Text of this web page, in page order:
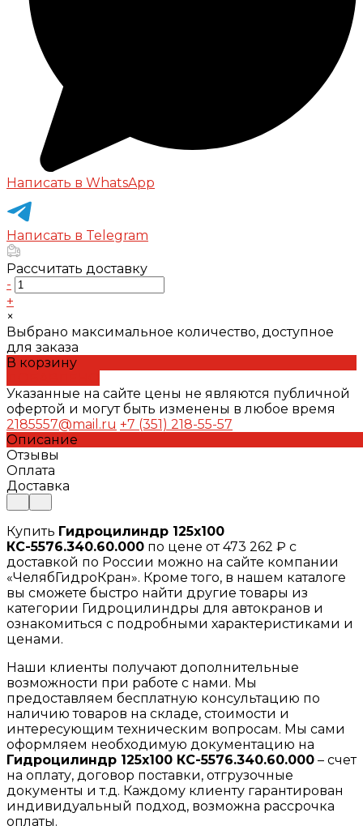
Написать в WhatsApp
Написать в Telegram
Рассчитать доставку
-
+
×
Выбрано максимальное количество, доступное
для заказа
В корзину
Указанные на сайте цены не являются публичной
офертой и могут быть изменены в любое время
2185557@mail.ru +7 (351) 218-55-57
Описание
Отзывы
Оплата
Доставка
Купить Гидроцилиндр 125х100
КС-5576.340.60.000 по цене от 473 262 ₽ с
доставкой по России можно на сайте компании
«ЧелябГидроКран». Кроме того, в нашем каталоге
вы сможете быстро найти другие товары из
категории Гидроцилиндры для автокранов и
ознакомиться с подробными характеристиками и
ценами.
Наши клиенты получают дополнительные
возможности при работе с нами. Мы
предоставляем бесплатную консультацию по
наличию товаров на складе, стоимости и
интересующим техническим вопросам. Мы сами
оформляем необходимую документацию на
Гидроцилиндр 125х100 КС-5576.340.60.000 – счет
на оплату, договор поставки, отгрузочные
документы и т.д. Каждому клиенту гарантирован
индивидуальный подход, возможна рассрочка
оплаты.